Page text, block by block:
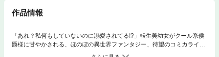
作品情報
「あれ？私何もしていないのに溺愛されてる!?」転生美幼女がクール系侯
爵様に甘やかされる、ほのぼの異世界ファンタジー、待望のコミカライ
ズ！【あらすじ】アラサーのラノベ作家・本田由梨は、気づくと自分が書